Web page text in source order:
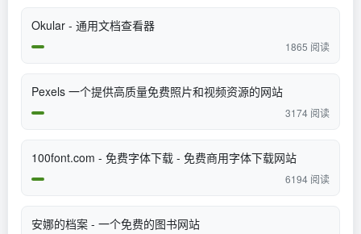
Okular - 通用文档查看器
1865 阅读
​Pexels 一个提供高质量免费照片和视频资源的网站
3174 阅读
100font.com - 免费字体下载 - 免费商用字体下载网站
6194 阅读
安娜的档案 - 一个免费的图书网站